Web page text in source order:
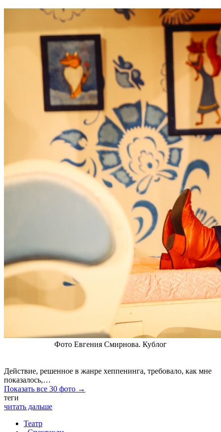
Фото Евгения Смирнова. Кублог
Действие, решенное в жанре хеппенинга, требовало, как мне
показалось,…
Показать все 30 фото →
теги
читать дальше
Театр